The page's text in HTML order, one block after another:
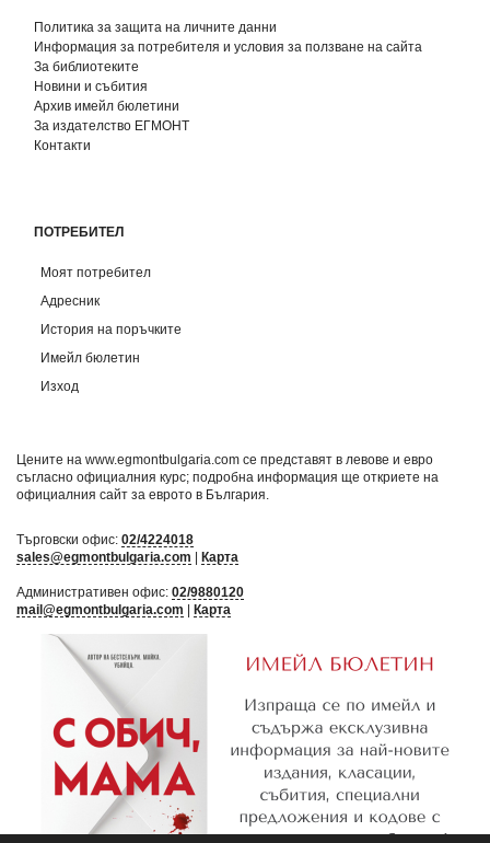
Политика за защита на личните данни
Информация за потребителя и условия за ползване на сайта
За библиотеките
Новини и събития
Архив имейл бюлетини
За издателство ЕГМОНТ
Контакти
ПОТРЕБИТЕЛ
Моят потребител
Адресник
История на поръчките
Имейл бюлетин
Изход
Цените на www.egmontbulgaria.com се представят в левове и евро
съгласно официалния курс; подробна информация ще откриете на
официалния сайт за еврото в България
Търговски офис: 02/4224018
sales@egmontbulgaria.com
Карта
Административен офис: 02/9880120
mail@egmontbulgaria.com
Карта